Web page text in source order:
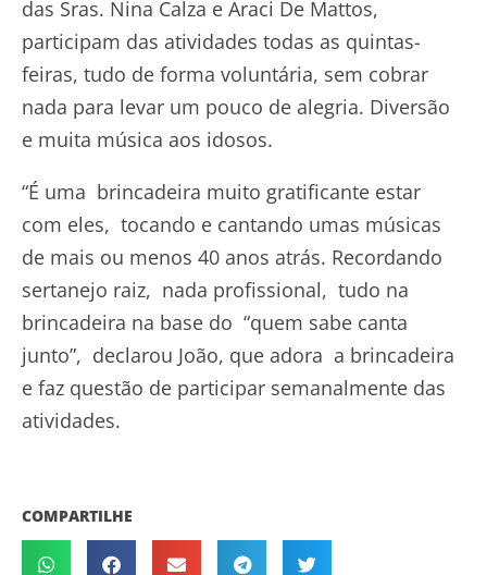
das Sras. Nina Calza e Araci De Mattos,
participam das atividades todas as quintas-
feiras, tudo de forma voluntária, sem cobrar
nada para levar um pouco de alegria. Diversão
e muita música aos idosos.
“É uma brincadeira muito gratificante estar
com eles, tocando e cantando umas músicas
de mais ou menos 40 anos atrás. Recordando
sertanejo raiz, nada profissional, tudo na
brincadeira na base do “quem sabe canta
junto”, declarou João, que adora a brincadeira
e faz questão de participar semanalmente das
atividades.
COMPARTILHE